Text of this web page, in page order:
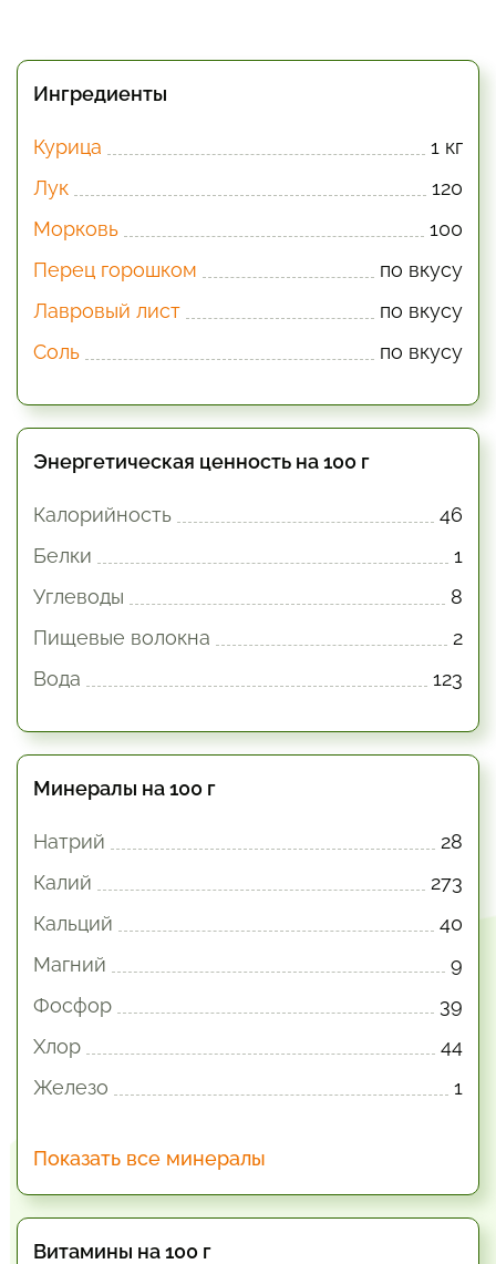
Ингредиенты
Курица
1 кг
Лук
120
Морковь
100
Перец горошком
по вкусу
Лавровый лист
по вкусу
Соль
по вкусу
Энергетическая ценность на 100 г
Калорийность
46
Белки
1
Углеводы
8
Пищевые волокна
2
Вода
123
Минералы на 100 г
Натрий
28
Калий
273
Кальций
40
Магний
9
Фосфор
39
Хлор
44
Железо
1
Показать все минералы
Витамины на 100 г